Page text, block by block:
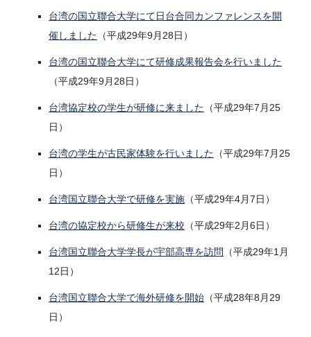
台湾の国立聯合大学にて日台合同カンファレンスを開
催しました （平成29年9月28日）
台湾の国立聯合大学にて研修成果報告会を行いました
（平成29年9月28日）
台湾協定校の学生が研修に来ました （平成29年7月25
日）
台湾の学生が古民家体験を行いました （平成29年7月25
日）
台湾国立聯合大学で研修を実施 （平成29年4月7日）
台湾の協定校から研修生が来校 （平成29年2月6日）
台湾国立聯合大学学長が宇部高専を訪問
（平成29年1月
12日）
台湾国立聯合大学で海外研修を開始 （平成28年8月29
日）